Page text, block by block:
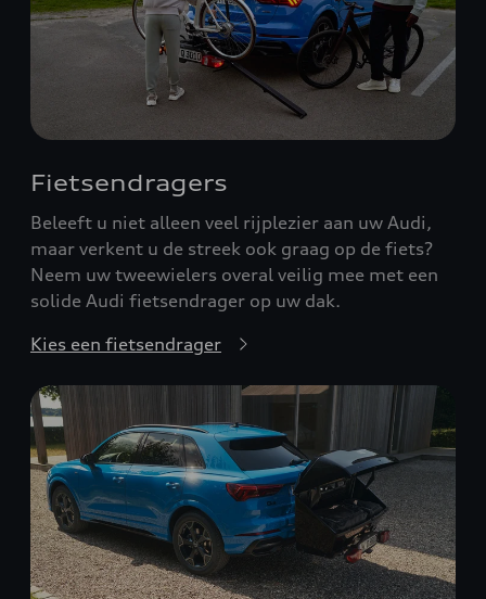
Fietsendragers
Beleeft u niet alleen veel rijplezier aan uw Audi,
maar verkent u de streek ook graag op de fiets?
Neem uw tweewielers overal veilig mee met een
solide Audi fietsendrager op uw dak.
Kies een fietsendrager